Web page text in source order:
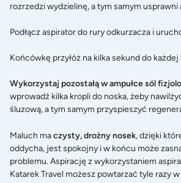
rozrzedzi wydzielinę, a tym samym usprawni
Podłącz aspirator do rury odkurzacza i
Końcówkę przyłóż na kilka sekund do
Wykorzystaj pozostałą w ampułce sól
wprowadź kilka kropli do noska, żeby
śluzową, a tym samym przyspieszyć
Maluch maczysty, drożny nosek, dzięki
oddycha, jest spokojny i w końcu może
problemu. Aspirację z wykorzystaniem
Katarek Travel możesz powtarzać tyle razy